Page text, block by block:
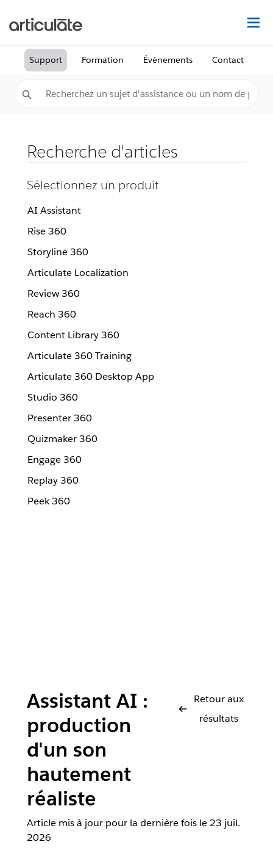
Support Formation Événements Contact
Recherche d'articles
Sélectionnez un produit
AI Assistant
Rise 360
Storyline 360
Articulate Localization
Review 360
Reach 360
Content Library 360
Articulate 360 Training
Articulate 360 Desktop App
Studio 360
Presenter 360
Quizmaker 360
Engage 360
Replay 360
Peek 360
Assistant AI :
production
d'un son
hautement
réaliste
Retour aux
résultats
Article mis à jour pour la dernière fois le 23 juil.
2026